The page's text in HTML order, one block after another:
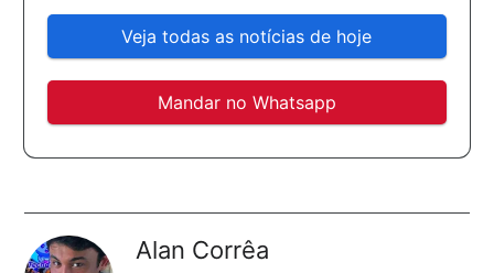
Veja todas as notícias de hoje
Mandar no Whatsapp
Alan Corrêa